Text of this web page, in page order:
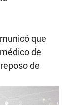
que
de
de